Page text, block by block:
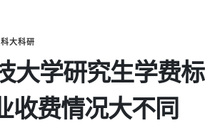
大科研
大学研究生学费标
收费情况大不同